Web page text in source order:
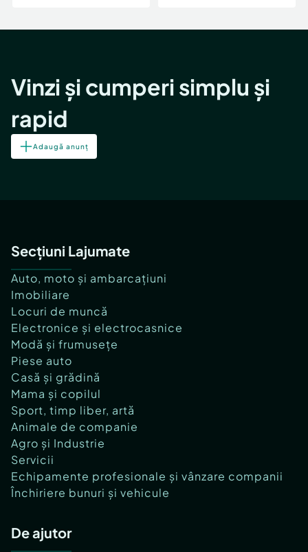
Vinzi și cumperi simplu și
rapid
Adaugă anunț
Secțiuni Lajumate
Auto, moto și ambarcațiuni
Imobiliare
Locuri de muncă
Electronice și electrocasnice
Modă și frumusețe
Piese auto
Casă și grădină
Mama și copilul
Sport, timp liber, artă
Animale de companie
Agro și Industrie
Servicii
Echipamente profesionale și vânzare companii
Închiriere bunuri și vehicule
De ajutor